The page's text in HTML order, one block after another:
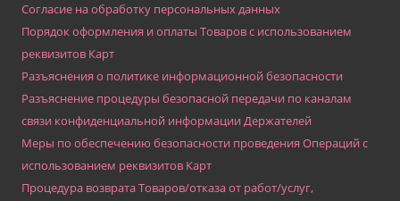
Согласие на обработку персональных данных
Порядок оформления и оплаты Товаров с использованием
реквизитов Карт
Разъяснения о политике информационной безопасности
Разъяснение процедуры безопасной передачи по каналам
связи конфиденциальной информации Держателей
Меры по обеспечению безопасности проведения Операций с
использованием реквизитов Карт
Процедура возврата Товаров/отказа от работ/услуг,